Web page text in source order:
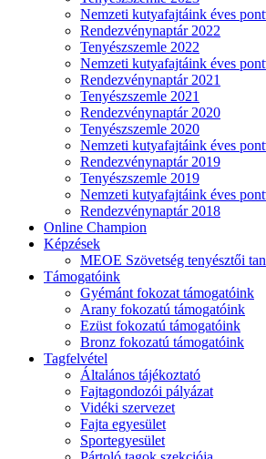
Nemzeti kutyafajtáink éves
Rendezvénynaptár 2022
Tenyészszemle 2022
Nemzeti kutyafajtáink éves
Rendezvénynaptár 2021
Tenyészszemle 2021
Rendezvénynaptár 2020
Tenyészszemle 2020
Nemzeti kutyafajtáink éves
Rendezvénynaptár 2019
Tenyészszemle 2019
Nemzeti kutyafajtáink éves
Rendezvénynaptár 2018
Online Champion
Képzések
MEOE Szövetség tenyésztői
Támogatóink
Gyémánt fokozat támogatóink
Arany fokozatú támogatóink
Ezüst fokozatú támogatóink
Bronz fokozatú támogatóink
Tagfelvétel
Általános tájékoztató
Fajtagondozói pályázat
Vidéki szervezet
Fajta egyesület
Sportegyesület